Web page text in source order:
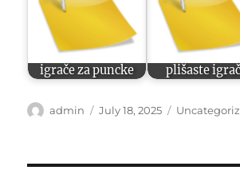
igrače za puncke plišaste
Author
admin
Posted
July 18, 2025 Categories